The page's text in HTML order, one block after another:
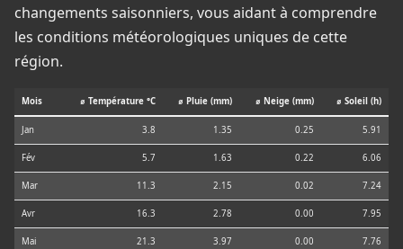
changements saisonniers, vous aidant à comprendre
les conditions météorologiques uniques de cette
région.
Mois ⌀ Température °C ⌀ Pluie (mm) ⌀ Neige (mm) ⌀ Soleil (h)
Jan 3.8 1.35 0.25 5.91
Fév 5.7 1.63 0.22 6.06
Mar 11.3 2.15 0.02 7.24
Avr 16.3 2.78 0.00 7.95
Mai 21.3 3.97 0.00 7.76